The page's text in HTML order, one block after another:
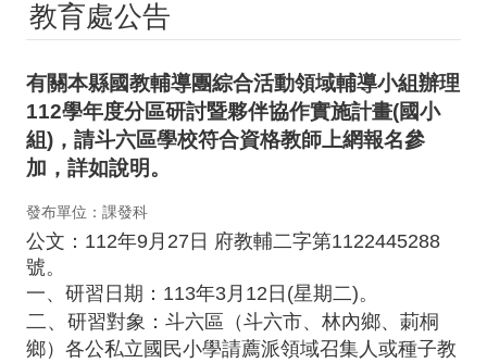
校
行
政
室
教
師
專
教育處公告
有關本縣國教輔導團綜合活動領域輔導小組辦理
112學年度分區研討暨夥伴協作實施計畫(國小
組)，請斗六區學校符合資格教師上網報名參
加，詳如說明。
發布單位：課發科
公文： 112年9月27日 府教輔二字第1122445288
號。
一、研習日期：113年3月12日(星期二)。
二、 研習對象：斗六區（斗六市、林內鄉、莿桐
鄉）各公私立國民小學請薦派領域召集人或種子教